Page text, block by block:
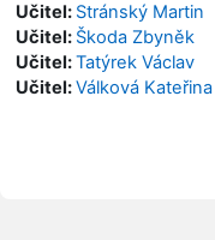
Učitel: Stránský Martin
Učitel: Škoda Zbyněk
Učitel:Tatýrek Václav
Učitel:Válková Kateřina